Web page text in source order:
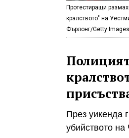
Протестиращи
кралството" на
Фърлонг/Getty Images
През уикенда
убийството